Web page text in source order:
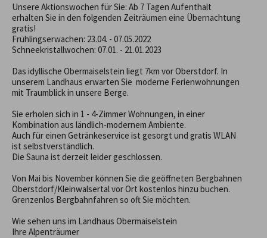
Unsere Aktionswochen für Sie: Ab 7 Tagen Aufenthalt
erhalten Sie in den folgenden Zeiträumen eine Übernachtung
gratis!
Frühlingserwachen: 23.04. - 07.05.2022
Schneekristallwochen: 07.01. - 21.01.2023
Das idyllische Obermaiselstein liegt 7km vor Oberstdorf. In
unserem Landhaus erwarten Sie  moderne Ferienwohnungen
mit Traumblick in unsere Berge.
Sie erholen sich in 1 - 4-Zimmer Wohnungen, in einer
Kombination aus ländlich-modernem Ambiente.
Auch für einen Getränkeservice ist gesorgt und gratis WLAN
ist selbstverständlich.
Die Sauna ist derzeit leider geschlossen.
Von Mai bis November können Sie die geöffneten Bergbahnen
Oberstdorf/Kleinwalsertal vor Ort kostenlos hinzu buchen.
Grenzenlos Bergbahnfahren so oft Sie möchten.
Wie sehen uns im Landhaus Obermaiselstein
Ihre Alpenträumer